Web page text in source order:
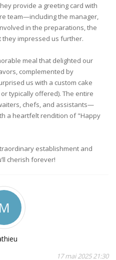
provide a greeting card with
team—including the manager,
in the preparations, the
impressed us further.
meal that delighted our
complemented by
us with a custom cake
typically offered). The entire
chefs, and assistants—
a heartfelt rendition of "Happy
establishment and
cherish forever!
M
17 mai 2025 21:30